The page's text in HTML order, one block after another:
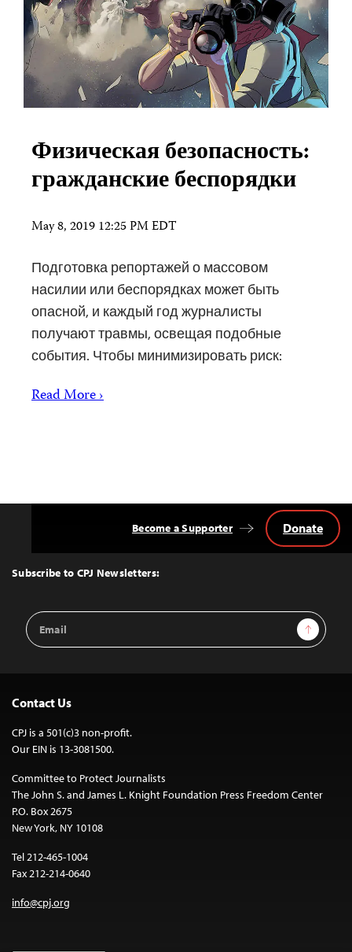
Физическая безопасность:
гражданские беспорядки
May 8, 2019 12:25 PM EDT
Подготовка репортажей о массовом
насилии или беспорядках может быть
опасной, и каждый год журналисты
получают травмы, освещая подобные
события. Чтобы минимизировать риск:
Read More ›
Top
Subscribe to CPJ Newsletters:
Email
Address
Sign Up
Become a Supporter Donate
Contact Us
CPJ is a 501(c)3 non-profit.
Our EIN is 13-3081500.
Committee to Protect Journalists
The John S. and James L. Knight Foundation Press Freedom Center
P.O. Box 2675
New York, NY 10108
Tel 212-465-1004
Fax 212-214-0640
info@cpj.org